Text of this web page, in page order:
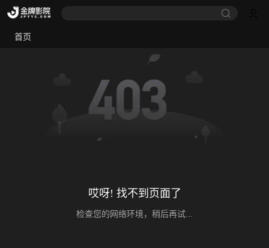
首页
哎呀! 找不到页面了
检查您的网络环境，稍后再试...